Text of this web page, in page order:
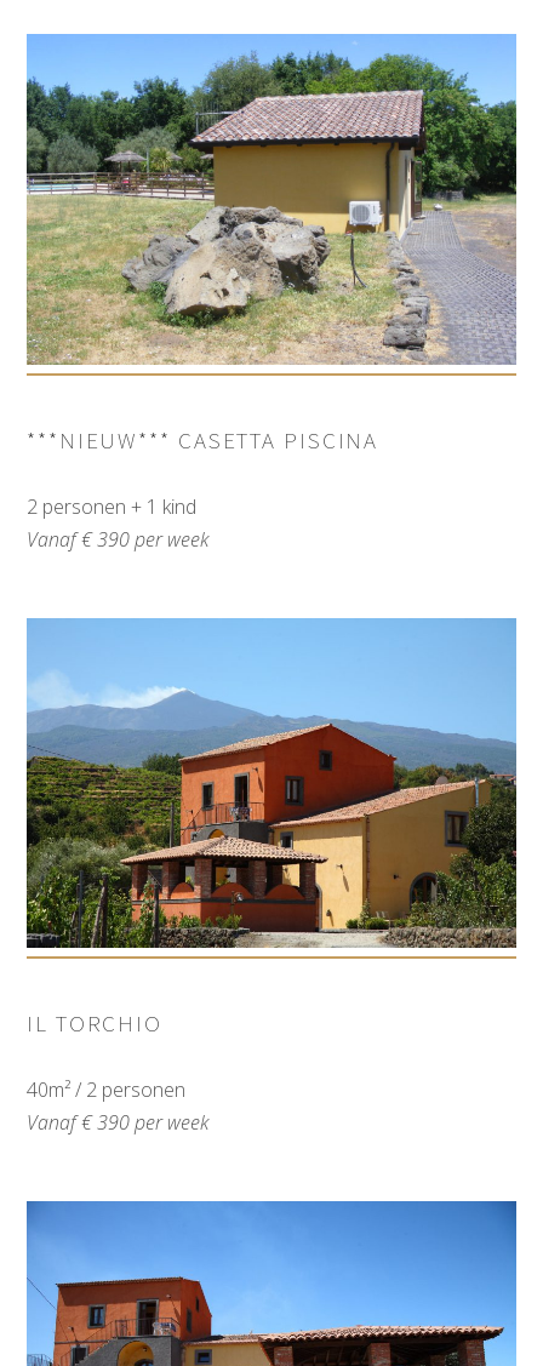
***NIEUW*** CASETTA PISCINA
2 personen + 1 kind
Vanaf € 390 per week
IL TORCHIO
40m² / 2 personen
Vanaf € 390 per week